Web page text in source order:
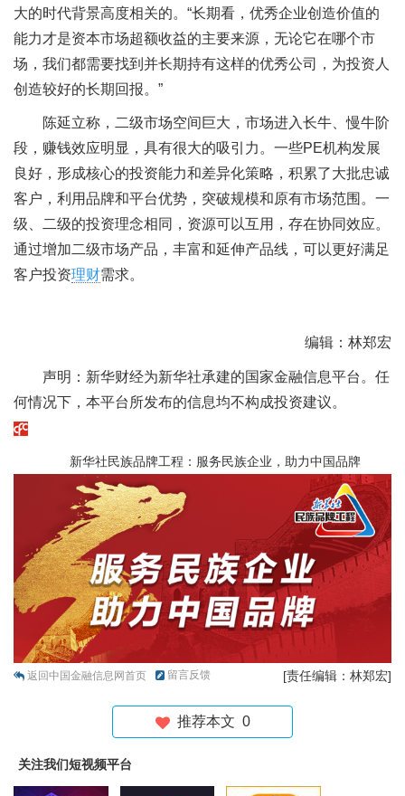
大的时代背景高度相关的。“长期看，优秀企业创造价值的
能力才是资本市场超额收益的主要来源，无论它在哪个市
场，我们都需要找到并长期持有这样的优秀公司，为投资人
创造较好的长期回报。”
陈延立称，二级市场空间巨大，市场进入长牛、慢牛阶
段，赚钱效应明显，具有很大的吸引力。一些PE机构发展
良好，形成核心的投资能力和差异化策略，积累了大批忠诚
客户，利用品牌和平台优势，突破规模和原有市场范围。一
级、二级的投资理念相同，资源可以互用，存在协同效应。
通过增加二级市场产品，丰富和延伸产品线，可以更好满足
客户投资理财需求。
编辑：林郑宏
声明：新华财经为新华社承建的国家金融信息平台。任
何情况下，本平台所发布的信息均不构成投资建议。
新华社民族品牌工程：服务民族企业，助力中国品牌
返回中国金融信息网首页 留言反馈 [责任编辑：林郑宏]
推荐本文 0
关注我们短视频平台